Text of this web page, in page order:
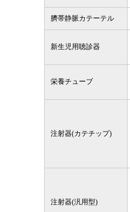
臍帯静脈カテーテル
新生児用聴診器
栄養チューブ
注射器(カテチップ)
注射器(汎用型)